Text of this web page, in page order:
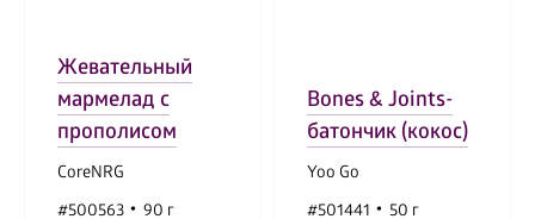
Жевательный
мармелад с
прополисом
CoreNRG
#500563
90 г
Bones & Joints-
батончик (кокос)
Yoo Gо
#501441
50 г